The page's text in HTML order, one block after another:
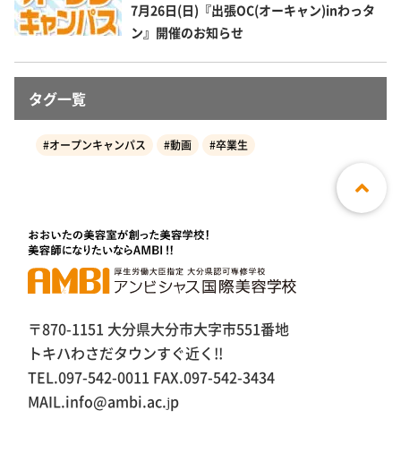
7月26日(日)『出張OC(オーキャン)inわっタ
ン』開催のお知らせ
タグ一覧
#オープンキャンパス #動画 #卒業生
〒870-1151 大分県大分市大字市551番地
トキハわさだタウンすぐ近く!!
TEL.097-542-0011 FAX.097-542-3434
MAIL.info@ambi.ac.jp